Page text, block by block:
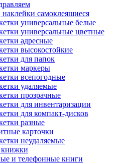
самоклеящиеся
универсальные белые
универсальные цветные
адресные
высокостойкие
для папок
маркеры
всепогодные
удаляемые
прозрачные
для инвентаризации
для компакт-дисков
разные
карточки
неудаляемые
книжки
и телефонные книги